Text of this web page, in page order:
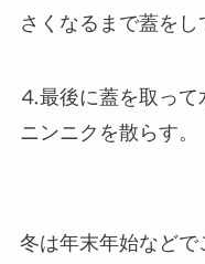
さくなるまで蓋をし
⒋最後に蓋を取って
ニンニクを散らす。
冬は年末年始などで